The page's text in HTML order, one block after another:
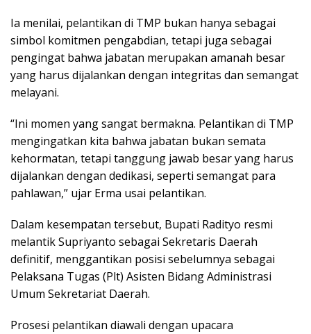
Ia menilai, pelantikan di TMP bukan hanya sebagai
simbol komitmen pengabdian, tetapi juga sebagai
pengingat bahwa jabatan merupakan amanah besar
yang harus dijalankan dengan integritas dan semangat
melayani.
“Ini momen yang sangat bermakna. Pelantikan di TMP
mengingatkan kita bahwa jabatan bukan semata
kehormatan, tetapi tanggung jawab besar yang harus
dijalankan dengan dedikasi, seperti semangat para
pahlawan,” ujar Erma usai pelantikan.
Dalam kesempatan tersebut, Bupati Radityo resmi
melantik Supriyanto sebagai Sekretaris Daerah
definitif, menggantikan posisi sebelumnya sebagai
Pelaksana Tugas (Plt) Asisten Bidang Administrasi
Umum Sekretariat Daerah.
Prosesi pelantikan diawali dengan upacara